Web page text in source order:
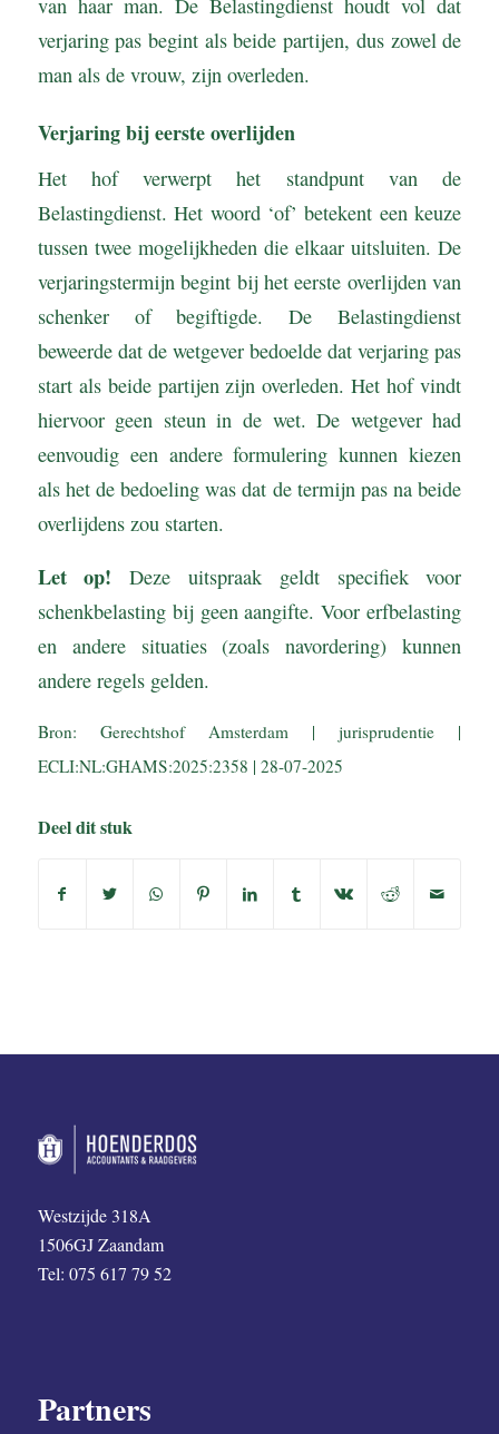
van haar man. De Belastingdienst houdt vol dat
verjaring pas begint als beide partijen, dus zowel de
man als de vrouw, zijn overleden.
Verjaring bij eerste overlijden
Het hof verwerpt het standpunt van de
Belastingdienst. Het woord ‘of’ betekent een keuze
tussen twee mogelijkheden die elkaar uitsluiten. De
verjaringstermijn begint bij het eerste overlijden van
schenker of begiftigde. De Belastingdienst
beweerde dat de wetgever bedoelde dat verjaring pas
start als beide partijen zijn overleden. Het hof vindt
hiervoor geen steun in de wet. De wetgever had
eenvoudig een andere formulering kunnen kiezen
als het de bedoeling was dat de termijn pas na beide
overlijdens zou starten.
Let op!Deze uitspraak geldt specifiek voor
schenkbelasting bij geen aangifte. Voor erfbelasting
en andere situaties (zoals navordering) kunnen
andere regels gelden.
Bron: Gerechtshof Amsterdam | jurisprudentie |
ECLI:NL:GHAMS:2025:2358 | 28-07-2025
Deel dit stuk
Westzijde 318A
1506GJ Zaandam
Tel: 075 617 79 52
Partners